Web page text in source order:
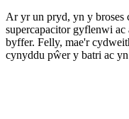
Ar yr un pryd, yn y broses
supercapacitor gyflenwi
byffer. Felly, mae'r
cynyddu pŵer y batri ac